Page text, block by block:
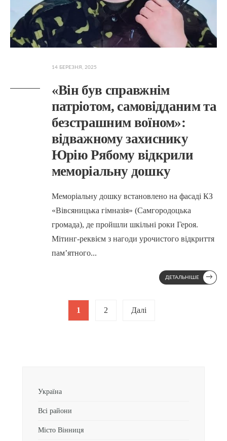
14 БЕРЕЗНЯ, 2025
«Він був справжнім
патріотом, самовідданим та
безстрашним воїном»:
відважному захиснику
Юрію Рябому відкрили
меморіальну дошку
Меморіальну дошку встановлено на фасаді КЗ
«Вівсяницька гімназія» (Самгородоцька
громада), де пройшли шкільні роки Героя.
Мітинг-реквієм з нагоди урочистого відкриття
пам’ятного...
ДЕТАЛЬНІШЕ →
pagination
1 2 Далі
Україна
Всі райони
Місто Вінниця